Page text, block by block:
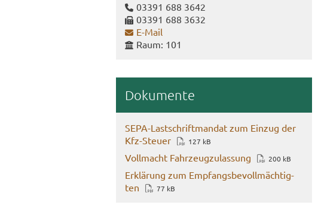
03391 688 3642
03391 688 3632
E-​Mail
Raum: 101
Do­ku­men­te
SEPA-​Lastschriftmandat zum Ein­zug der
Kfz-​Steuer
127 kB
Voll­macht Fahr­zeug­zu­las­sung 200 kB
Er­klä­rung zum Emp­fangs­be­voll­mäch­tig­
ten
77 kB